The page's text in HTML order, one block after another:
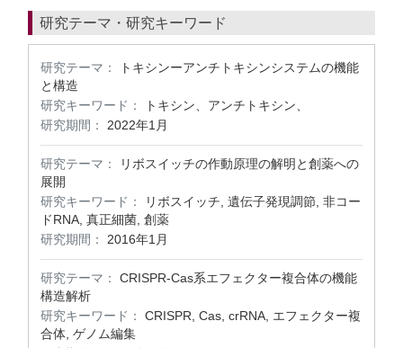
研究テーマ・研究キーワード
研究テーマ：
トキシンーアンチトキシンシステムの機能
と構造
研究キーワード：
トキシン、アンチトキシン、
研究期間：
2022年1月
研究テーマ：
リボスイッチの作動原理の解明と創薬への
展開
研究キーワード：
リボスイッチ, 遺伝子発現調節, 非コー
ドRNA, 真正細菌, 創薬
研究期間：
2016年1月
研究テーマ：
CRISPR-Cas系エフェクター複合体の機能
構造解析
研究キーワード：
CRISPR, Cas, crRNA, エフェクター複
合体, ゲノム編集